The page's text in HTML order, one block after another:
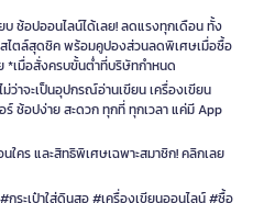
ช้อปออนไลน์ได้เลย! ลดแรงทุกเดือน ทั้ง
ไตล์สุดชิค พร้อมคูปองส่วนลดพิเศษเมื่อซื้อ
*เมื่อสั่งครบขั้นต่ำที่บริษัทกำหนด
ว่าจะเป็นอุปกรณ์อ่านเขียน เครื่องเขียน
ช้อปง่าย สะดวก ทุกที่ ทุกเวลา แค่มี App
ใคร และสิทธิพิเศษเฉพาะสมาชิก! คลิกเลย
ระเป๋าใส่ดินสอ #เครื่องเขียนออนไลน์ #ซื้อ